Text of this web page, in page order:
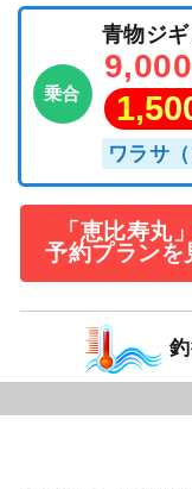
乗合
青物ジ
9,000
ワラサ（
「恵比寿丸
予約プランを